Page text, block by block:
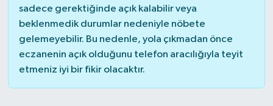
sadece gerektiğinde açık kalabilir veya
beklenmedik durumlar nedeniyle nöbete
gelemeyebilir. Bu nedenle, yola çıkmadan önce
eczanenin açık olduğunu telefon aracılığıyla teyit
etmeniz iyi bir fikir olacaktır.